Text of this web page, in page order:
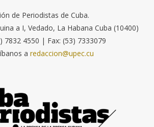
de Periodistas de Cuba.
a I, Vedado, La Habana Cuba (10400)
7832 4550 | Fax: (53) 7333079
a redaccion@upec.cu